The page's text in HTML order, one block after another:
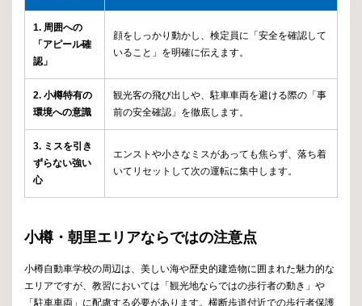
1. 周囲への
「アピール確
認」
顔をしっかり動かし、検定員に「安全を確認して
いること」を明確に伝えます。
2. 小樽特有の
環境への意識
観光客の飛び出しや、駐車車両を避ける際の「事
前の安全確認」を徹底します。
3. ミスを引き
ずらない強い
心
エンストや小さなミスがあっても焦らず、落ち着
いてリセットして次の運転に集中します。
小樽・朝里エリアならではの注意点
小樽自動車学校の周辺は、美しい海や歴史的建造物に囲まれた魅力的な
エリアですが、教習においては「観光地ならではの歩行者の動き」や
「駐車車両」に配慮する必要があります。横断歩道付近での歩行者保護